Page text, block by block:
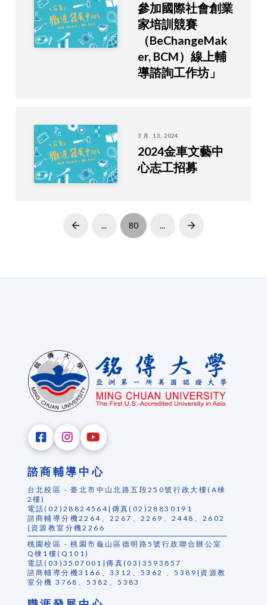
參加國際社會創業
家培訓競賽
（BeChangeMak
er, BCM）線上輔
導諮詢工作坊」
3 月. 13, 2024
2024金車文藝中
心志工招募
Prev ... 80 ... Next
諮商輔導中心
台北校區 - 臺北市中山北路五段250號行政大樓(A棟
2樓)
電話(02)28824564|傳真(02)28830191
諮商輔導分機2264、2267、2269、2448、2602
|資源教室分機2266
桃園校區 - 桃園市龜山區德明路5號行政聯合辦公室
Q棟1樓(Q101)
電話(03)3507001|傳真(03)3593857
諮商輔導分機3166、3312、5362 、5389|資源教
室分機 3768、5382、5383